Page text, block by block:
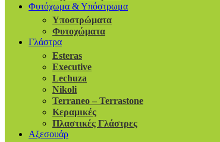
Φυτόχωμα & Υπόστρωμα
Υποστρώματα
Φυτοχώματα
Γλάστρα
Esteras
Executive
Lechuza
Nikoli
Terraneo – Terrastone
Κεραμικές
Πλαστικές Γλάστρες
Αξεσουάρ